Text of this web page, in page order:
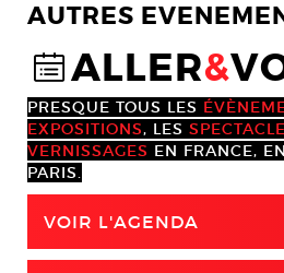
AUTRES
@ALLER&
PRESQUE TOUS LES
EXPOSITIONS, LES
VERNISSAGES EN FRANCE,
PARIS.
VOIR L'AGENDA